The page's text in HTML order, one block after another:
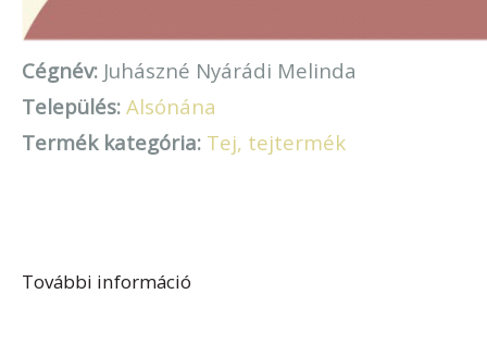
Cégnév: Juhászné Nyárádi Melinda
Település: Alsónána
Termék kategória: Tej, tejtermék
További információ